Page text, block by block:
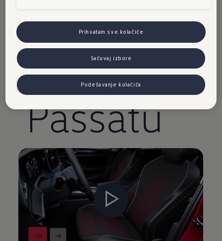
sedištau
novom
Passatu
Prihvatam sve kolačiće
Sačuvaj izbore
Podešavanje kolačića